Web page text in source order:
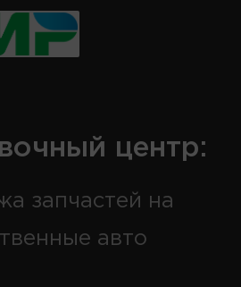
центр:
запчастей на
авто